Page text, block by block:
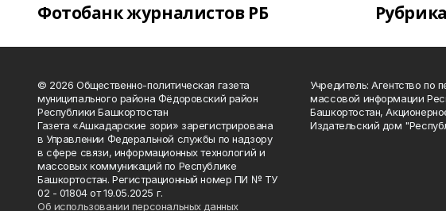
Фотобанк журналистов РБ
© 2026 Общественно-политическая газета
муниципального района Фёдоровский район
Республики Башкортостан
Газета «Ашкадарские зори» зарегистрирована
в Управлении Федеральной службы по надзору
в сфере связи, информационных технологий и
массовых коммуникаций по Республике
Башкортостан. Регистрационный номер ПИ № ТУ
02 - 01804 от 19.05.2025 г.
Об использовании персональных данных
Учредитель: Агентство по
массовой информации
Башкортостан,
Издательский дом